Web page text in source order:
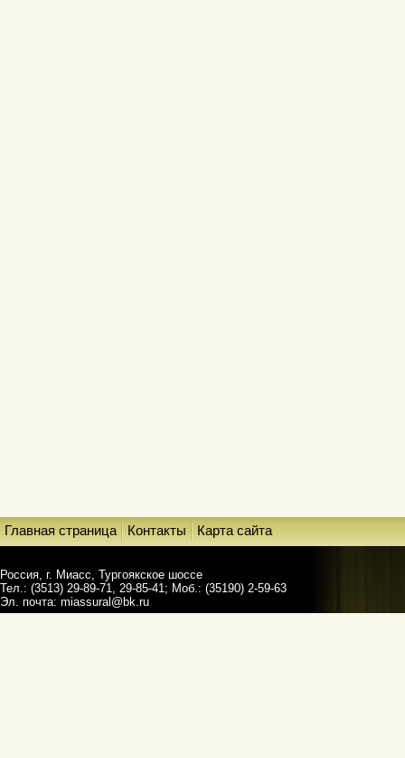
Главная страница Контакты Карта сайта
Россия, г. Миасс, Тургоякское шоссе
Тел.: (3513) 29-89-71, 29-85-41; Моб.: (35190) 2-59-63
Эл. почта: miassural@bk.ru